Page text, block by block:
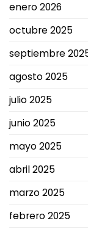
enero 2026
octubre 2025
septiembre
agosto 2025
julio 2025
junio 2025
mayo 2025
abril 2025
marzo 2025
febrero 2025